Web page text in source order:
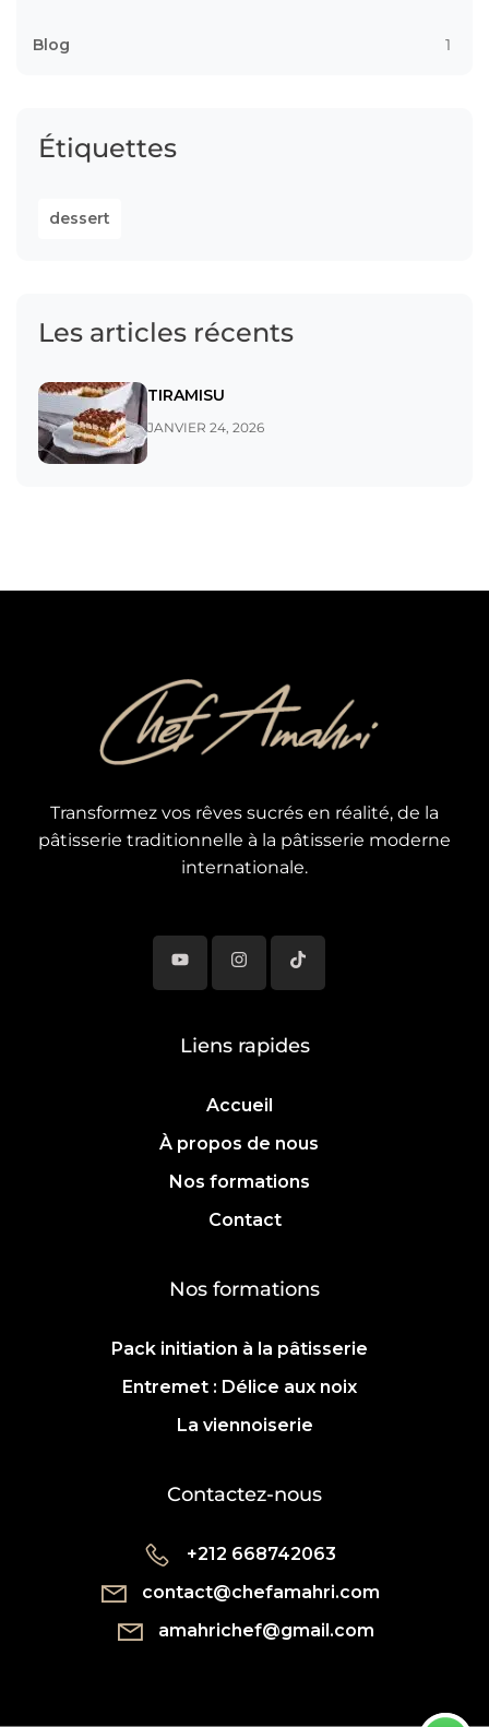
Blog 1
Étiquettes
dessert
Les articles récents
TIRAMISU
JANVIER 24, 2026
Transformez vos rêves sucrés en réalité, de la
pâtisserie traditionnelle à la pâtisserie moderne
internationale.
Liens rapides
Accueil
À propos de nous
Nos formations
Contact
Nos formations
Pack initiation à la pâtisserie
Entremet : Délice aux noix
La viennoiserie
Contactez-nous
+212 668742063
contact@chefamahri.com
amahrichef@gmail.com